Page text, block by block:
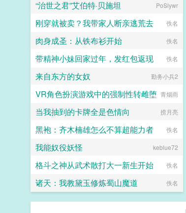
“治世之君”艾伯特·贝施坦 PoSlywr
刚穿就被卖？我带家人断亲逃荒去 佚名
肉身成圣：从铁布衫开始 佚名
带精神小妹回家过年，发红包返现 佚名
来自东方的女奴 勤务小兵2
VR角色扮演游戏中的强制性转雌堕 青烟雨
当我抽到的卡牌全是色情向 捞月亮
黑袍：齐木楠雄怎么不算超能力者 佚名
我能奴役妖怪 keblue72
格斗之神从武术散打大一新生开始 佚名
诸天：我教黛玉修炼蜀山魔道 佚名